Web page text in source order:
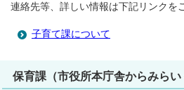
連絡先等、詳しい情報は下記リンクを
子育て課について
保育課（市役所本庁舎からみらい